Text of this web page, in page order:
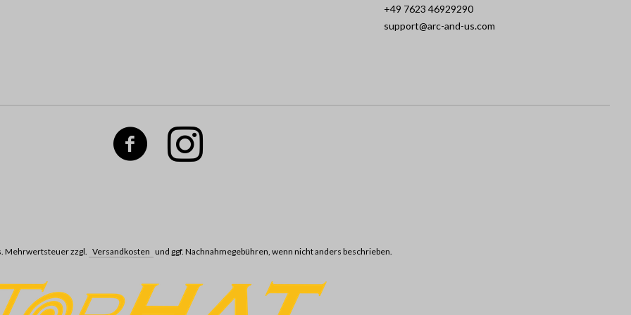
+49 7623 46929290
support@arc-and-us.com
Mehrwertsteuer zzgl. Versandkosten und ggf. Nachnahmegebühren, wenn nicht anders beschrieben.